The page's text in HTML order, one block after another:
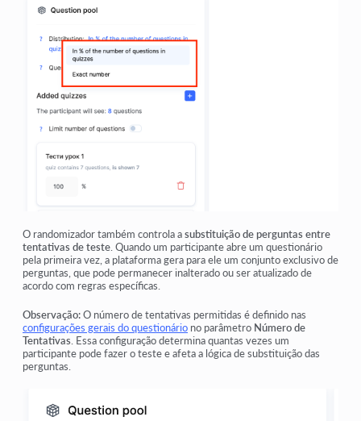
O randomizador também controla asubstituição de perguntas entre
tentativas de teste. Quando um participante abre um questionário
pela primeira vez, a plataforma gera para ele um conjunto exclusivo de
perguntas, que pode permanecer inalterado ou ser atualizado de
acordo com regras específicas.
Observação:O número de tentativas permitidas é definido nas
configurações gerais do questionário no parâmetro Número de
Tentativas. Essa configuração determina quantas vezes um
participante pode fazer o teste e afeta a lógica de substituição das
perguntas.